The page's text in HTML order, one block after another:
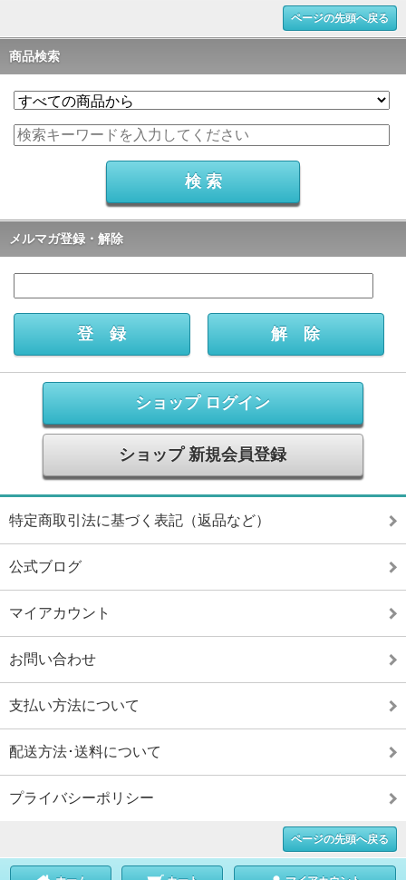
ページの先頭へ戻る
商品検索
メルマガ登録・解除
ショップ ログイン
ショップ 新規会員登録
特定商取引法に基づく表記（返品など）
公式ブログ
マイアカウント
お問い合わせ
支払い方法について
配送方法･送料について
プライバシーポリシー
ページの先頭へ戻る